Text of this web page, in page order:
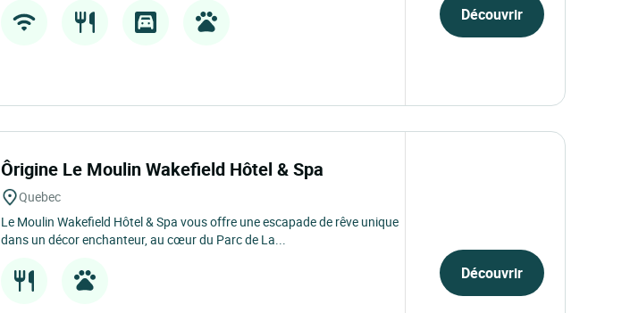
Découvrir
Ôrigine Le Moulin Wakefield Hôtel & Spa
Quebec
Le Moulin Wakefield Hôtel & Spa vous offre une escapade de rêve unique
dans un décor enchanteur, au cœur du Parc de La...
Découvrir